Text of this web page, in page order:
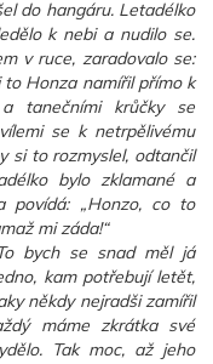
do hangáru. Letadélko
k nebi a nudilo se.
v ruce, zaradovalo se:
Honza namířil přímo k
tanečními krůčky se
se k netrpělivému
si to rozmyslel, odtančil
bylo zklamané a
povídá: „Honzo, co to
mi záda!“
bych se snad měl já
kam potřebují letět,
někdy nejradši zamířil
máme zkrátka své
Tak moc, až jeho